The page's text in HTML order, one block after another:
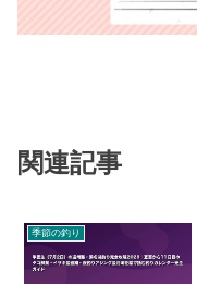
関連記事
季節の釣り